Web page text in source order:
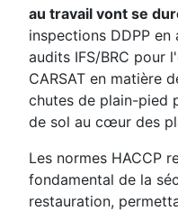
au travail vont se
inspections DDPP
audits IFS/BRC pour
CARSAT en matière
chutes de plain-pied
de sol au cœur des
Les normes HACCP
fondamental de la
restauration,